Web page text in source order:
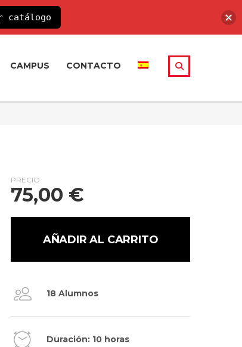
CAMPUS CONTACTO
PRECIO
75,00 €
AÑADIR AL CARRITO
18 Alumnos
Duración: 10 horas
catálogo